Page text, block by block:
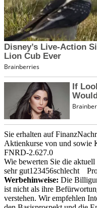
Sie erhalten auf
Aktienkurse von und sowie
FNRD-2.627.0
Wie bewerten Sie die aktuell
sehr gut1 23456schlecht
Werbehinweise: Die
ist nicht als ihre
verstehen. Wir empfehlen